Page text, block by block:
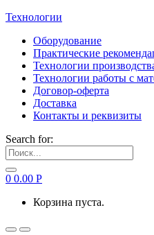
Технологии
Оборудование
Практические
Технологии
Технологии работы с
Договор-оферта
Доставка
Контакты и реквизиты
Search for:
0 0.00 Р
Корзина пуста.